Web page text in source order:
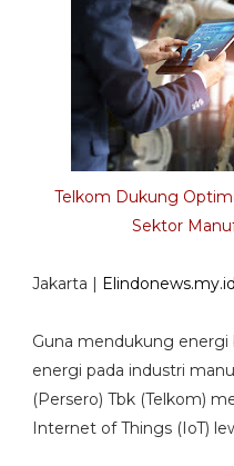
Telkom Dukung
Sektor
Jakarta | Elindonews.my.id
Guna mendukung energi
energi pada industri
(Persero) Tbk (Telkom)
Internet of Things (IoT)